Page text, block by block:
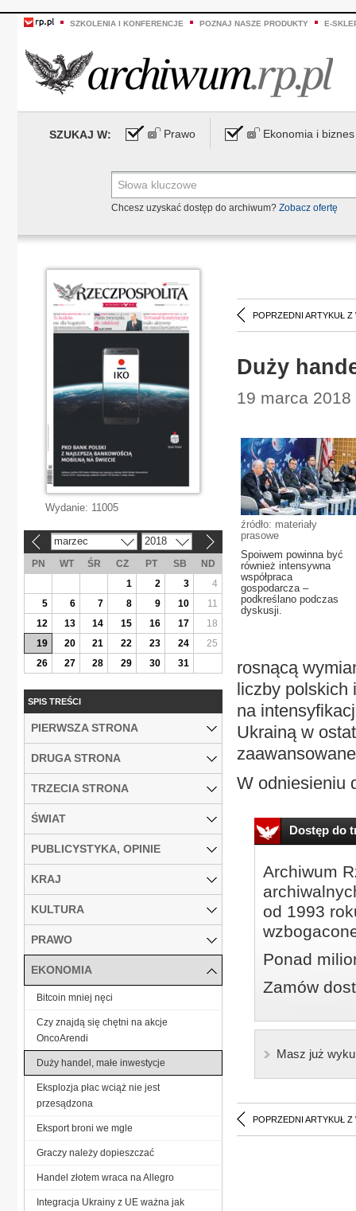
SZKOLENIA I KONFERENCJE POZNAJ NASZE PRODUKTY E-
SZUKAJ W: Prawo Ekonomia i biznes
Chcesz uzyskać dostęp do archiwum? Zobacz ofertę
POPRZEDNI ARTYKUŁ Z
Duży
19 marca
źródło: materiały
prasowe
Spoiwem powinna być
również intensywna
współpraca
gospodarcza –
podkreślano podczas
dyskusji.
rosnącą
liczby polskich
na
Ukrainą w
W odniesieniu
Dostęp do
Archiwum
od 1993
Ponad
Zamów
Masz już
POPRZEDNI ARTYKUŁ Z
Wydanie: 11005
marzec 2018
PN WT ŚR CZ PT SB
ND
1
2 3
4
5
6 7 8 9 10
11
12
13 14 15 16 17
18
19
20 21 22 23 24
25
26
27 28 29 30 31
SPIS TREŚCI
PIERWSZA STRONA
DRUGA STRONA
TRZECIA STRONA
ŚWIAT
PUBLICYSTYKA, OPINIE
KRAJ
KULTURA
PRAWO
EKONOMIA
Bitcoin mniej nęci
Czy znajdą się chętni na akcje
OncoArendi
Duży handel, małe inwestycje
Eksplozja płac wciąż nie jest
przesądzona
Eksport broni we mgle
Graczy należy dopieszczać
Handel złotem wraca na Allegro
Integracja Ukrainy z UE ważna jak